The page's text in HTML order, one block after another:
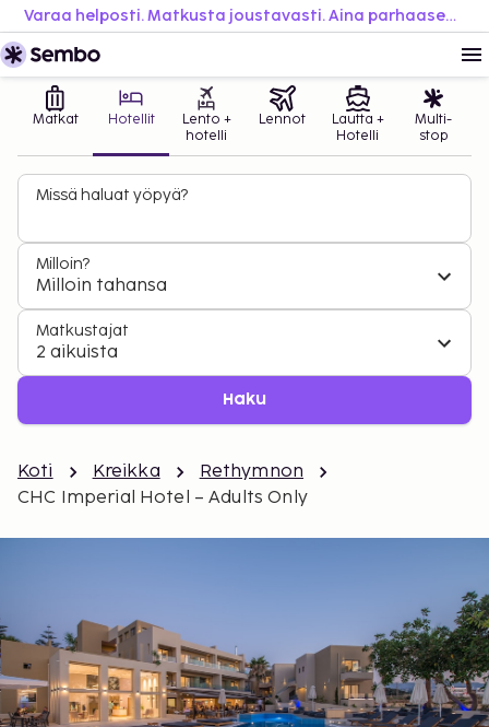
Varaa helposti. Matkusta joustavasti. Aina parhaaseen hintaan.
Matkat Hotellit
Lento +
hotelli
Lennot
Lautta +
Hotelli
Multi-
stop
Missä haluat yöpyä?
Milloin?
Milloin tahansa
Matkustajat
2 aikuista
Haku
Koti Kreikka
Rethymnon
CHC Imperial Hotel – Adults Only